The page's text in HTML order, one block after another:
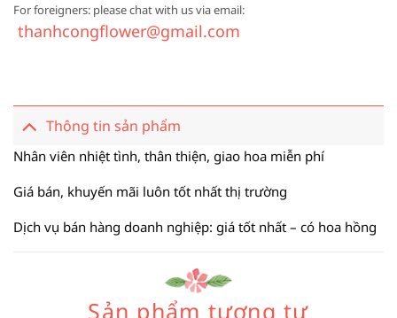
For foreigners: please chat with us via email:
thanhcongflower@gmail.com
Thông tin sản phẩm
Nhân viên nhiệt tình, thân thiện, giao hoa miễn phí
Giá bán, khuyến mãi luôn tốt nhất thị trường
Dịch vụ bán hàng doanh nghiệp: giá tốt nhất – có hoa hồng
Sản phẩm tương tự